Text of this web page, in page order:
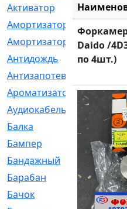
Активатор
[1]
Амортизатор
Амортизаторы
[21]
Антидождь
[1]
Антизапотеватель
Ароматизатор
[35]
Аудиокабель
[2]
Балка
[58]
Бампер
[137]
Бандажный
[6]
Барабан
[5]
Бачок
[40]
Daido /
по 4шт.)